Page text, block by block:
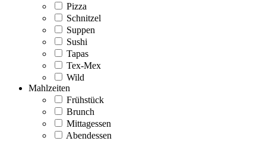
Pizza
Schnitzel
Suppen
Sushi
Tapas
Tex-Mex
Wild
Mahlzeiten
Frühstück
Brunch
Mittagessen
Abendessen